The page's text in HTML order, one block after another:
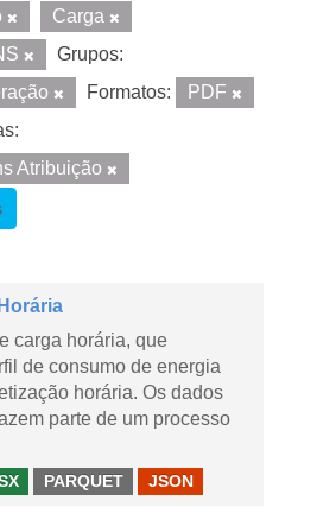
Carga
Grupos:
Formatos:
PDF
Atribuição
carga horária, que
de consumo de energia
horária. Os dados
parte de um processo
PARQUET JSON